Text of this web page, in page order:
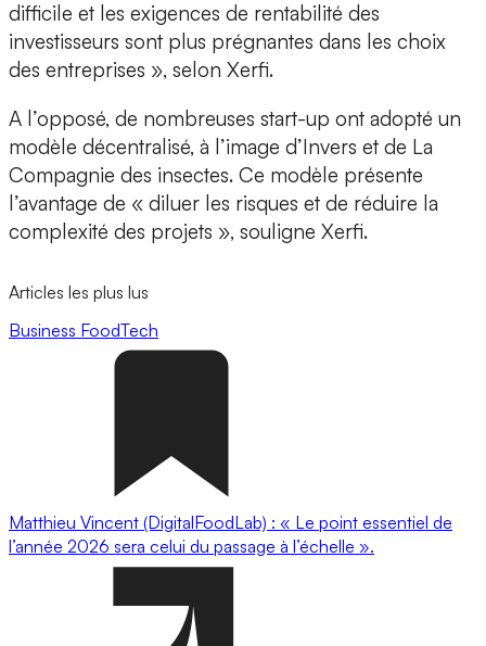
difficile et les exigences de rentabilité des
investisseurs sont plus prégnantes dans les choix
des entreprises », selon Xerfi.
A l’opposé, de nombreuses start-up ont adopté un
modèle décentralisé, à l’image d’Invers et de La
Compagnie des insectes. Ce modèle présente
l’avantage de « diluer les risques et de réduire la
complexité des projets », souligne Xerfi.
Articles les plus lus
Business FoodTech
Matthieu Vincent (DigitalFoodLab) : « Le point essentiel de
l’année 2026 sera celui du passage à l’échelle ».